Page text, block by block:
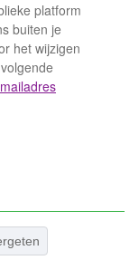
platform
buiten je
het wijzigen